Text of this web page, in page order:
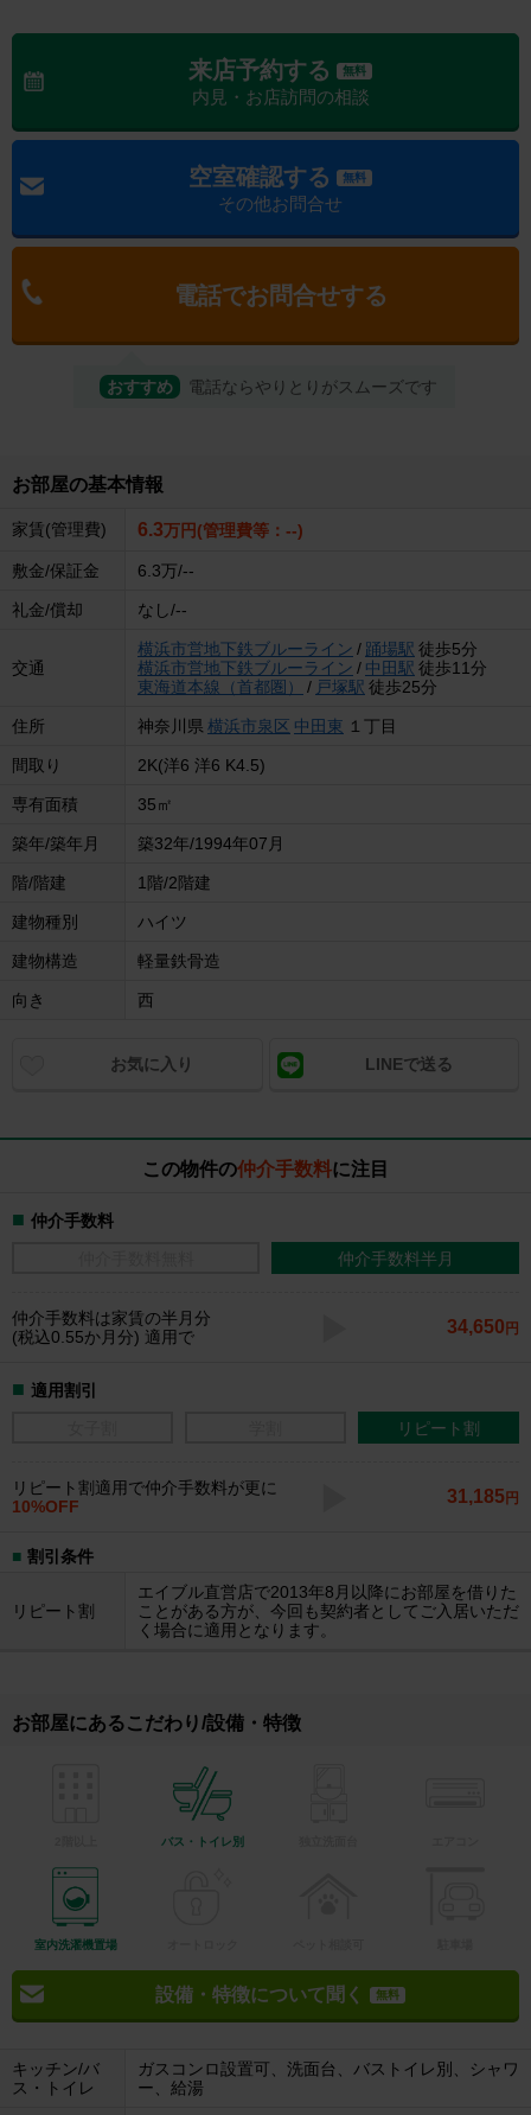
来店予約する 無料
内見・お店訪問の相談
空室確認する 無料
その他お問合せ
電話でお問合せする
おすすめ 電話ならやりとりがスムーズです
お部屋の基本情報
家賃(管理費) 6.3万円(管理費等：--)
敷金/保証金 6.3万/--
礼金/償却 なし/--
交通
横浜市営地下鉄ブルーライン / 踊場駅 徒歩5分
横浜市営地下鉄ブルーライン / 中田駅 徒歩11分
東海道本線（首都圏）
/ 戸塚駅 徒歩25分
住所 神奈川県 横浜市泉区 中田東 １丁目
間取り 2K(洋6 洋6 K4.5)
専有面積 35㎡
築年/築年月 築32年/1994年07月
階/階建 1階/2階建
建物種別 ハイツ
建物構造 軽量鉄骨造
向き 西
お気に入り LINEで送る
この物件の仲介手数料に注目
仲介手数料
仲介手数料半月
仲介手数料は家賃の半月分
(税込0.55か月分) 適用で
34,650 円
適用割引
リピート割
リピート割適用で仲介手数料が更に
10%OFF
31,185円
割引条件
リピート割
エイブル直営店で2013年8月以降にお部屋を借りた
ことがある方が、今回も契約者としてご入居いただ
く場合に適用となります。
お部屋にあるこだわり/設備・特徴
バス・トイレ別
室内洗濯機置場
設備・特徴について聞く 無料
キッチン/バ
ス・トイレ
ガスコンロ設置可、洗面台、バストイレ別、シャワ
ー、給湯